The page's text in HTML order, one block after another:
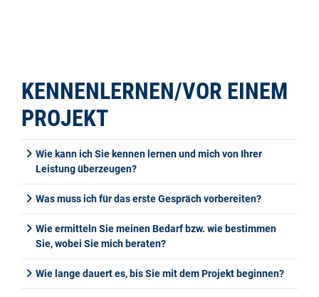
KENNENLERNEN/VOR EINEM
PROJEKT
Wie kann ich Sie kennen lernen und mich von Ihrer
Leistung überzeugen?
Was muss ich für das erste Gespräch vorbereiten?
Wie ermitteln Sie meinen Bedarf bzw. wie bestimmen
Sie, wobei Sie mich beraten?
Wie lange dauert es, bis Sie mit dem Projekt beginnen?